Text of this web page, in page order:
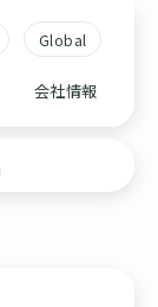
Global
会社情報